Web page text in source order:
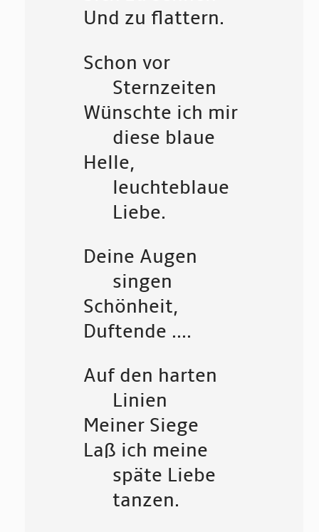
Und zu flattern.
Schon vor
Sternzeiten
Wünschte ich mir
diese blaue
Helle,
leuchteblaue
Liebe.
Deine Augen
singen
Schönheit,
Duftende ....
Auf den harten
Linien
Meiner Siege
Laß ich meine
späte Liebe
tanzen.